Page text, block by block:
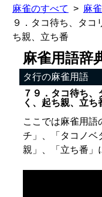
麻雀のすべて 麻
９．タコ待ち、タコ
ち親、立ち番
麻雀用語辞
タ行の麻雀用語
７９．タコ待ち
く、起ち親、立ち
ここでは麻雀用語
チ」、「タコノベ
親」、「立ち番」